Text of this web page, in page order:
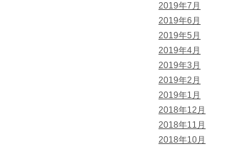
2019年7月
2019年6月
2019年5月
2019年4月
2019年3月
2019年2月
2019年1月
2018年12月
2018年11月
2018年10月